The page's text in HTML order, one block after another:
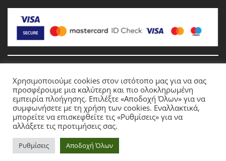
Copyright 2026 © Gorogias.gr
Crafted byPYRRION
Χρησιμοποιούμε cookies στον ιστότοπο μας για να σας
προσφέρουμε μια καλύτερη και πιο ολοκληρωμένη
εμπειρία πλοήγησης. Επιλέξτε «Αποδοχή Όλων» για να
συμφωνήσετε με τη χρήση των cookies. Εναλλακτικά,
μπορείτε να επισκεφθείτε τις «Ρυθμίσεις» για να
αλλάξετε τις προτιμήσεις σας.
Ρυθμίσεις Αποδοχή Όλων